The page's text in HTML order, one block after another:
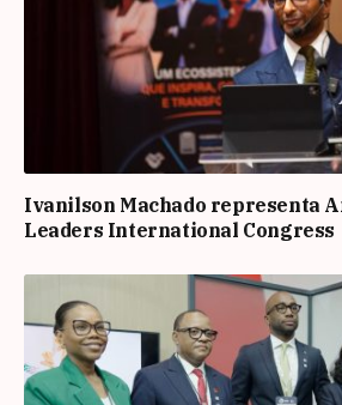
Ivanilson Machado representa
Leaders International Congress